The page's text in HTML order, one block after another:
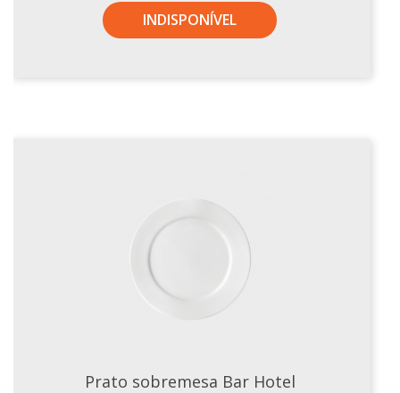
INDISPONÍVEL
Prato sobremesa Bar Hotel